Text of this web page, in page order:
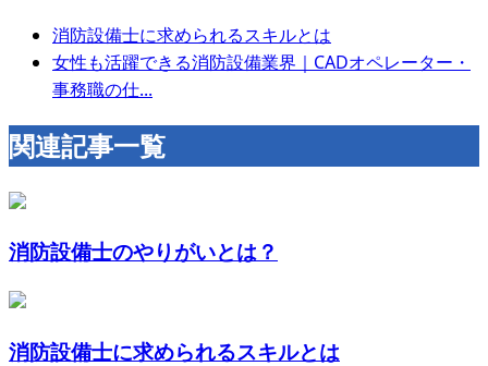
消防設備士に求められるスキルとは
女性も活躍できる消防設備業界｜CADオペレーター・
事務職の仕...
関連記事一覧
消防設備士のやりがいとは？
消防設備士に求められるスキルとは